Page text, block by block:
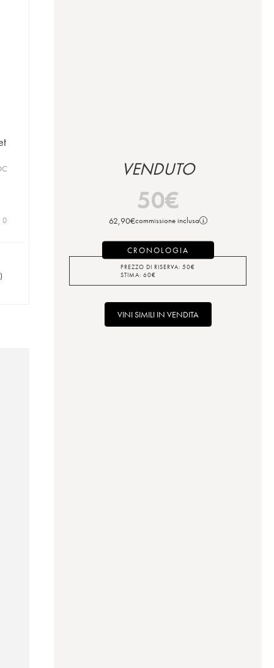
0
)
VENDUTO
50€
62,90€commissione inclusa
CRONOLOGIA
PREZZO DI RISERVA: 50€
STIMA: 60€
VINI SIMILI IN VENDITA